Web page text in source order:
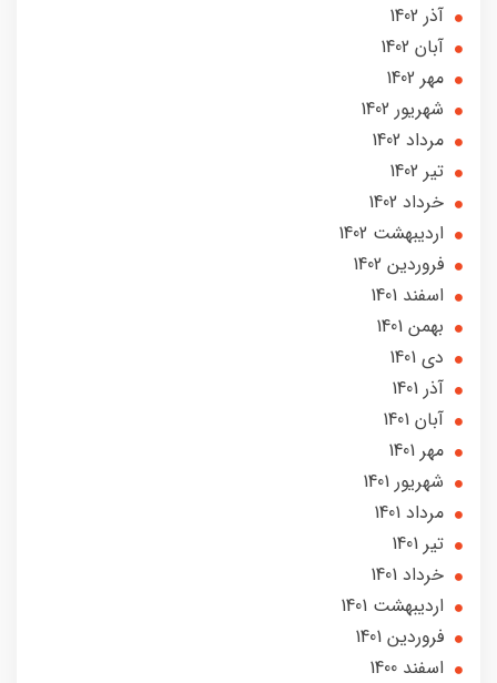
آذر 1402
آبان 1402
مهر 1402
شهریور 1402
مرداد 1402
تير 1402
خرداد 1402
ارديبهشت 1402
فروردین 1402
اسفند 1401
بهمن 1401
دی 1401
آذر 1401
آبان 1401
مهر 1401
شهریور 1401
مرداد 1401
تير 1401
خرداد 1401
ارديبهشت 1401
فروردین 1401
اسفند 1400